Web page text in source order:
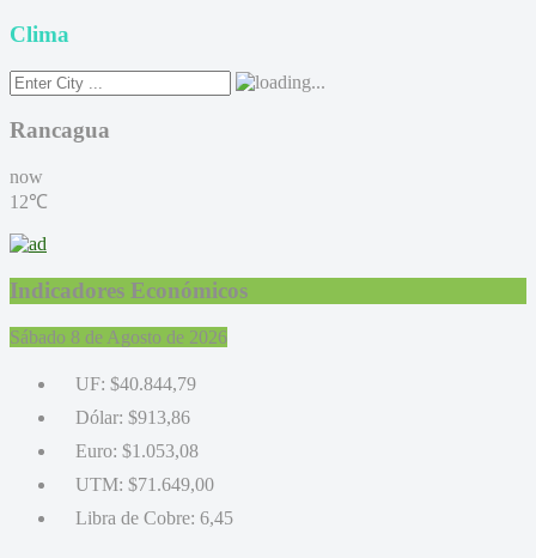
Clima
Rancagua
now
12℃
Indicadores Económicos
Sábado 8 de Agosto de 2026
UF: $40.844,79
Dólar: $913,86
Euro: $1.053,08
UTM: $71.649,00
Libra de Cobre: 6,45